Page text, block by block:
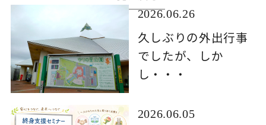
2026.06.26
久しぶりの外出行事
でしたが、しか
し・・・
2026.06.05